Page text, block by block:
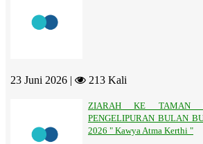
23 Juni 2026 | 213 Kali
ZIARAH KE TAMAN
PENGELIPURAN BULAN
2026 " Kawya Atma Kerthi "